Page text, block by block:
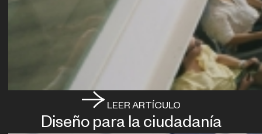
LEER ARTÍCULO
Diseño para la ciudadanía